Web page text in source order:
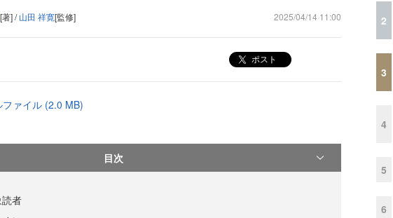
[著] /山田 祥寛[監修] 2025/04/14 11:00
ポスト
ァイル (2.0 MB)
目次
者
2
3
4
5
6